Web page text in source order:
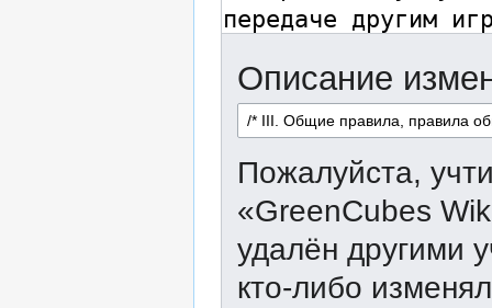
Описание
Пожалуйста,
«GreenCubes
удалён другими
кто-либо